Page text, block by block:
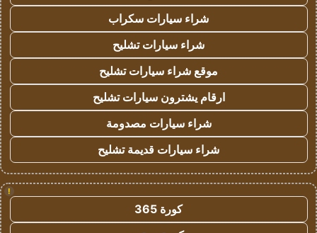
شراء سيارات سكراب
شراء سيارات تشليح
موقع شراء سيارات تشليح
ارقام يشترون سيارات تشليح
شراء سيارات مصدومة
شراء سيارات قديمة تشليح
!
كورة 365